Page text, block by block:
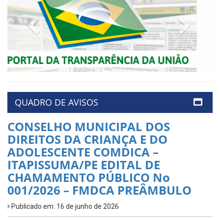
Previous
QUADRO DE AVISOS
CONSELHO MUNICIPAL DOS
DIREITOS DA CRIANÇA E DO
ADOLESCENTE COMDICA –
ITAPISSUMA/PE EDITAL DE
CHAMAMENTO PÚBLICO No
001/2026 – FMDCA PREÂMBULO
Publicado em: 16 de junho de 2026